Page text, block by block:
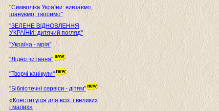
"Символіка України: вивчаємо,
шануємо, творимо"
"ЗЕЛЕНЕ ВІДНОВЛЕННЯ
УКРАЇНИ: дитячий погляд"
"Україна - мрія"
"Лідер читання"
"Творчі канікули"
"Бібліотечні сервіси - дітям"
«Конституція для всіх: і великих
і малих»